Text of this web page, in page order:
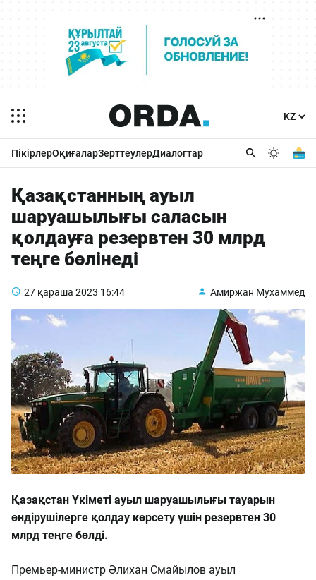
ПікірлерОқиғаларЗерттеулерДиалогтар
Қазақстанның ауыл
шаруашылығы саласын
қолдауға резервтен 30 млрд
теңге бөлінеді
27 қараша 2023 16:44 Амиржан Мухаммед
Қазақстан Үкіметі ауыл шаруашылығы тауарын
өндірушілерге қолдау көрсету үшін резервтен 30
млрд теңге бөлді.
Премьер-министр Әлихан Смайылов ауыл